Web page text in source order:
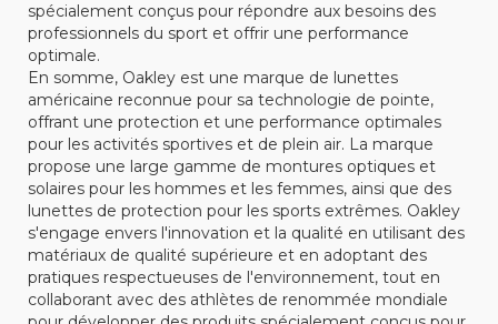
spécialement conçus pour répondre aux besoins des
professionnels du sport et offrir une performance
optimale.
En somme, Oakley est une marque de lunettes
américaine reconnue pour sa technologie de pointe,
offrant une protection et une performance optimales
pour les activités sportives et de plein air. La marque
propose une large gamme de montures optiques et
solaires pour les hommes et les femmes, ainsi que des
lunettes de protection pour les sports extrêmes. Oakley
s'engage envers l'innovation et la qualité en utilisant des
matériaux de qualité supérieure et en adoptant des
pratiques respectueuses de l'environnement, tout en
collaborant avec des athlètes de renommée mondiale